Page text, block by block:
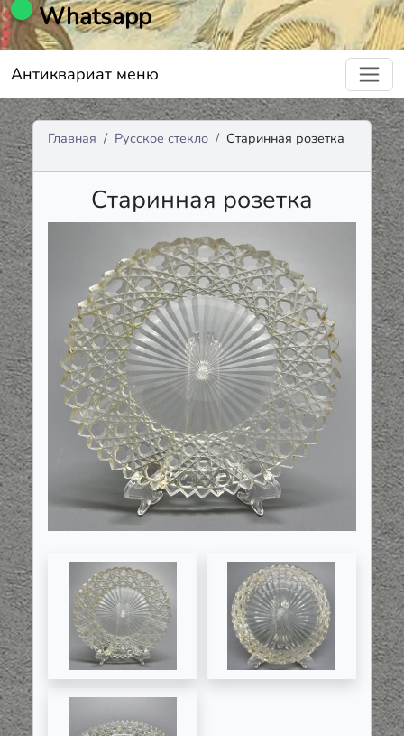
Whatsapp
Антиквариат меню
Главная Русское стекло Старинная розетка
Старинная розетка